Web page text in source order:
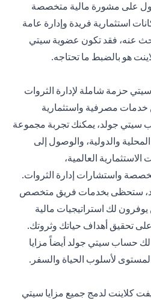
على مشورة مالية متخصصة
استثمارية فريدة وإدارة عامة
عنه، فقد تكون عضوية سيتي
هو بالضبط ما تحتاجه.
حزمة شاملة لإدارة الثروات
خدمات مصرفية واستثمارية
سيتي جولد، يمكنك تجربة مجموعة
والدولية، والوصول إلى
العالمية،
واستشارات إدارة الثروات.
ستحظى بخدمات فريق متخصص
لك استراتيجيات مالية
تحقيق أهداف حياتك وثروتك.
حساب سيتي جولد أيضاً مزايا
لأسلوب الحياة والسفر.
كلاينت لدمج جميع مزايا سيتي